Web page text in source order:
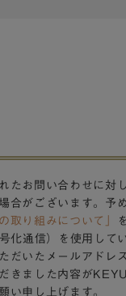
たお問い合わせに対
がございます。予
取り組みについて」
通信）を使用してい
だいたメールアドレ
きました内容が
い申し上げます。